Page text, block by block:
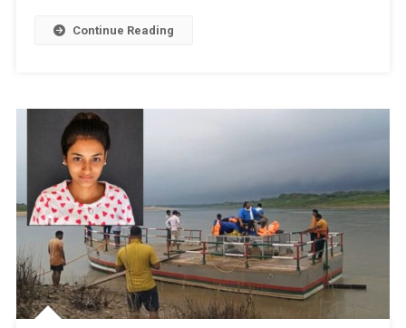
Continue Reading